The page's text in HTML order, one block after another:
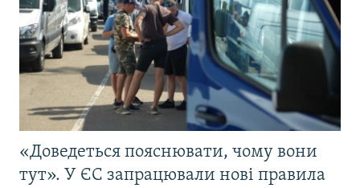
«Доведеться пояснювати, чому вони
тут». У ЄС запрацювали нові правила